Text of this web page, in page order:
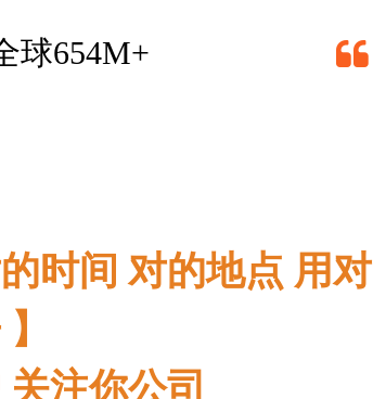
球654M+
的时间 对的地点 用对
注你公司